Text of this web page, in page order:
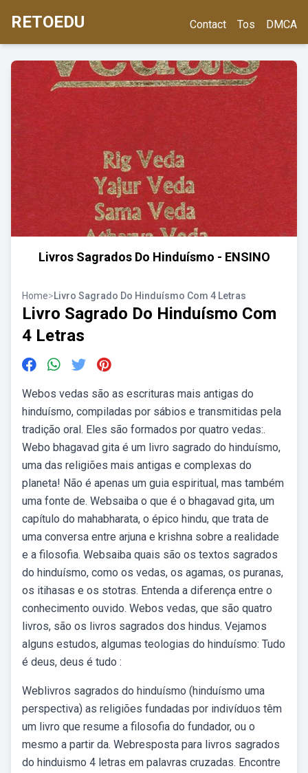
RETOEDU Contact Tos DMCA
Livros Sagrados Do Hinduísmo - ENSINO
Home>Livro Sagrado Do Hinduísmo Com 4 Letras
Livro Sagrado Do Hinduísmo Com
4 Letras
Webos vedas são as escrituras mais antigas do
hinduísmo, compiladas por sábios e transmitidas pela
tradição oral. Eles são formados por quatro vedas:.
Webo bhagavad gita é um livro sagrado do hinduísmo,
uma das religiões mais antigas e complexas do
planeta! Não é apenas um guia espiritual, mas também
uma fonte de. Websaiba o que é o bhagavad gita, um
capítulo do mahabharata, o épico hindu, que trata de
uma conversa entre arjuna e krishna sobre a realidade
e a filosofia. Websaiba quais são os textos sagrados
do hinduísmo, como os vedas, os agamas, os puranas,
os itihasas e os stotras. Entenda a diferença entre o
conhecimento ouvido. Webos vedas, que são quatro
livros, são os livros sagrados dos hindus. Vejamos
alguns estudos, algumas teologias do hinduísmo: Tudo
é deus, deus é tudo :
Weblivros sagrados do hinduísmo (hinduísmo uma
perspectiva) as religiões fundadas por indivíduos têm
um livro que resume a filosofia do fundador, ou o
mesmo a partir da. Webresposta para livros sagrados
do hinduismo 4 letras em palavras cruzadas. Encontre